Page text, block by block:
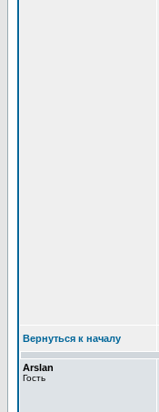
Вернуться к началу
Arslan
Гость